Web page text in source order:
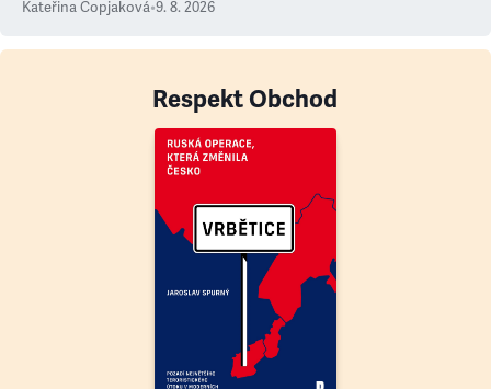
Kateřina Čopjaková•9. 8. 2026
Respekt Obchod